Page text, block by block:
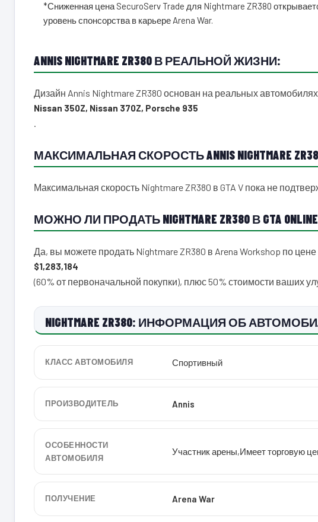
*Сниженная цена SecuroServ Trade для Nightmare ZR380
уровень спонсорства в карьере Arena War.
ANNIS NIGHTMARE ZR380 В РЕАЛЬНОЙ ЖИЗНИ:
Дизайн Annis Nightmare ZR380 основан на реальных автомобилях
Nissan 350Z, Nissan 370Z, Porsche 935
.
МАКСИМАЛЬНАЯ СКОРОСТЬ ANNIS NIGHTMARE
Максимальная скорость Nightmare ZR380 в GTA V пока не
МОЖНО ЛИ ПРОДАТЬ NIGHTMARE ZR380 В GTA
Да, вы можете продать Nightmare ZR380 в Arena Workshop по
$1,283,184
(60% от первоначальной покупки), плюс 50% стоимости ваших
NIGHTMARE ZR380: ИНФОРМАЦИЯ ОБ
КЛАСС АВТОМОБИЛЯ Спортивный
ПРОИЗВОДИТЕЛЬ Annis
ОСОБЕННОСТИ
АВТОМОБИЛЯ
Участник арены,Имеет торговую
ПОЛУЧЕНИЕ Arena War